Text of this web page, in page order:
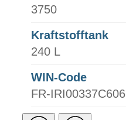
3750
Kraftstofftank
240 L
WIN-Code
FR-IRI00337C606